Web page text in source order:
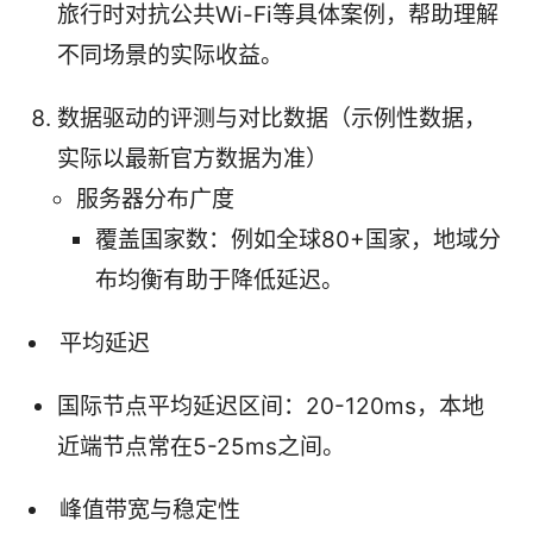
旅行时对抗公共Wi-Fi等具体案例，帮助理解
不同场景的实际收益。
数据驱动的评测与对比数据（示例性数据，
实际以最新官方数据为准）
服务器分布广度
覆盖国家数：例如全球80+国家，地域分
布均衡有助于降低延迟。
平均延迟
国际节点平均延迟区间：20-120ms，本地
近端节点常在5-25ms之间。
峰值带宽与稳定性